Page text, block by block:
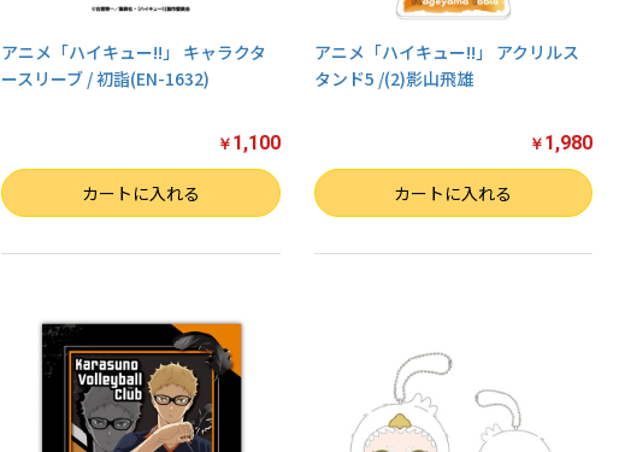
アニメ「ハイキュー!!」 キャラクタ
ースリーブ / 初詣(EN-1632)
￥ 1,100
数量 カートに入れる
アニメ「ハイキュー!!」 アクリルス
タンド5 /(2)影山飛雄
￥ 1,980
数量 カートに入れる